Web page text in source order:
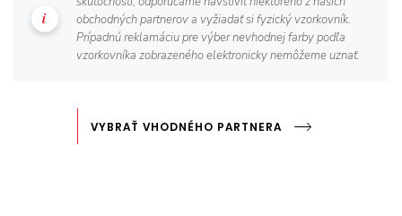
obchodných partnerov a vyžiadať si fyzický vzorkovník.
Prípadnú reklamáciu pre výber nevhodnej farby podľa
vzorkovníka zobrazeného elektronicky nemôžeme uznať.
VYBRAŤ VHODNÉHO PARTNERA